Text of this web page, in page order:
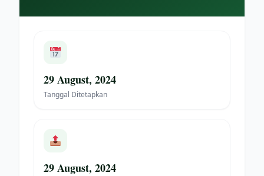
29 August, 2024
Tanggal Ditetapkan
29 August, 2024